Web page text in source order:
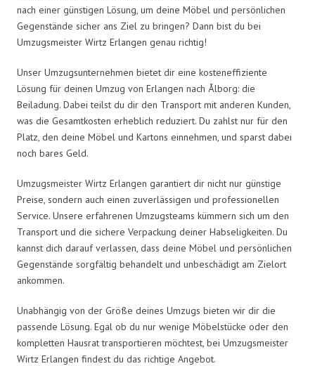
nach einer günstigen Lösung, um deine Möbel und persönlichen
Gegenstände sicher ans Ziel zu bringen? Dann bist du bei
Umzugsmeister Wirtz Erlangen genau richtig!
Unser Umzugsunternehmen bietet dir eine kosteneffiziente
Lösung für deinen Umzug von Erlangen nach Ålborg: die
Beiladung. Dabei teilst du dir den Transport mit anderen Kunden,
was die Gesamtkosten erheblich reduziert. Du zahlst nur für den
Platz, den deine Möbel und Kartons einnehmen, und sparst dabei
noch bares Geld.
Umzugsmeister Wirtz Erlangen garantiert dir nicht nur günstige
Preise, sondern auch einen zuverlässigen und professionellen
Service. Unsere erfahrenen Umzugsteams kümmern sich um den
Transport und die sichere Verpackung deiner Habseligkeiten. Du
kannst dich darauf verlassen, dass deine Möbel und persönlichen
Gegenstände sorgfältig behandelt und unbeschädigt am Zielort
ankommen.
Unabhängig von der Größe deines Umzugs bieten wir dir die
passende Lösung. Egal ob du nur wenige Möbelstücke oder den
kompletten Hausrat transportieren möchtest, bei Umzugsmeister
Wirtz Erlangen findest du das richtige Angebot.